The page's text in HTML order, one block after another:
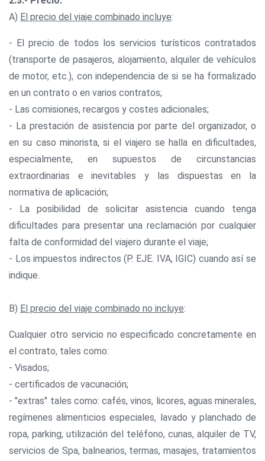
A) El precio del viaje combinado incluye:
- El precio de todos los servicios turísticos contratados
(transporte de pasajeros, alojamiento, alquiler de vehículos
de motor, etc.), con independencia de si se ha formalizado
en un contrato o en varios contratos;
- Las comisiones, recargos y costes adicionales;
- La prestación de asistencia por parte del organizador, o
en su caso minorista, si el viajero se halla en dificultades,
especialmente, en supuestos de circunstancias
extraordinarias e inevitables y las dispuestas en la
normativa de aplicación;
- La posibilidad de solicitar asistencia cuando tenga
dificultades para presentar una reclamación por cualquier
falta de conformidad del viajero durante el viaje;
- Los impuestos indirectos (P. EJE. IVA, IGIC) cuando así se
indique.
B) El precio del viaje combinado no incluye:
Cualquier otro servicio no especificado concretamente en
el contrato, tales como:
- Visados;
- certificados de vacunación;
- "extras" tales como: cafés, vinos, licores, aguas minerales,
regímenes alimenticios especiales, lavado y planchado de
ropa, parking, utilización del teléfono, cunas, alquiler de TV,
servicios de Spa, balnearios, termas, masajes, tratamientos